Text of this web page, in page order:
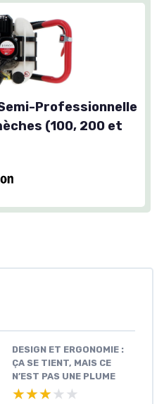
Professionnelle
(100, 200 et
DESIGN ET ERGONOMIE :
ÇA SE TIENT, MAIS CE
N’EST PAS UNE PLUME
★★★★★
★★★★★